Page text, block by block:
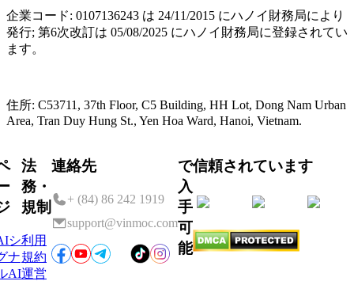
企業コード: 0107136243 は 24/11/2015 にハノイ財務局により
発行; 第6次改訂は 05/08/2025 にハノイ財務局に登録されてい
ます。
住所: C53711, 37th Floor, C5 Building, HH Lot, Dong Nam Urban
Area, Tran Duy Hung St., Yen Hoa Ward, Hanoi, Vietnam.
シ
ナ
AI
法
務・
規制
利用
規約
運営
連絡先
+ (84) 86 242 1919
support@vinmoc.com
で
入
手
可
能
信頼されています